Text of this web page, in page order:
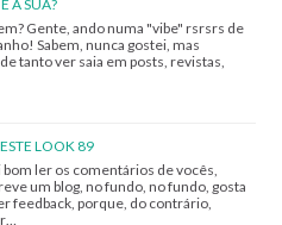
A SUA?
Gente, ando numa "vibe" rsrsrs de
Sabem, nunca gostei, mas
tanto ver saia em posts, revistas,
LOOK 89
ler os comentários de vocês,
um blog, no fundo, no fundo, gosta
feedback, porque, do contrário,